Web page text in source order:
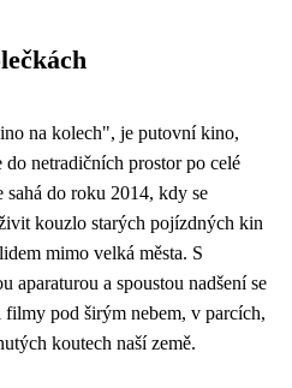
na kolech", je putovní kino,
netradičních prostor po celé
sahá do roku 2014, kdy se
kouzlo starých pojízdných kin
mimo velká města. S
aparaturou a spoustou nadšení se
pod širým nebem, v parcích,
koutech naší země.